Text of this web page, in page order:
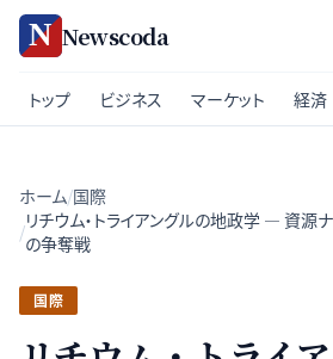
Newscoda
トップ ビジネス マーケット 経済
ホーム/国際
/リチウム・トライアングルの地政学 — 資源
の争奪戦
国際